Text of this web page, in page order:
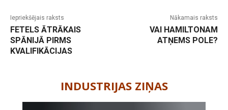
Iepriekšējais raksts
FETELS ĀTRĀKAIS
SPĀNIJĀ PIRMS
KVALIFIKĀCIJAS
Nākamais raksts
VAI HAMILTONAM
ATŅEMS POLE?
INDUSTRIJAS ZIŅAS